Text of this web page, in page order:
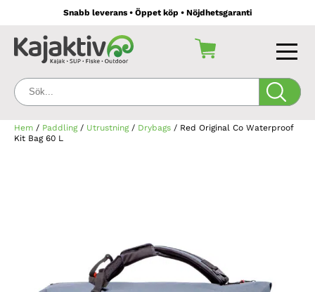
Snabb leverans • Öppet köp • Nöjdhetsgaranti
Sök:
Hem / Paddling/ Utrustning/ Drybags / Red Original Co Waterproof
Kit Bag 60 L